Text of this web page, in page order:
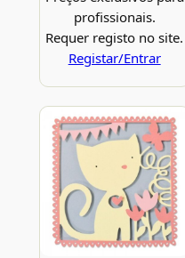
profissionais.
Requer registo no site.
Registar/Entrar